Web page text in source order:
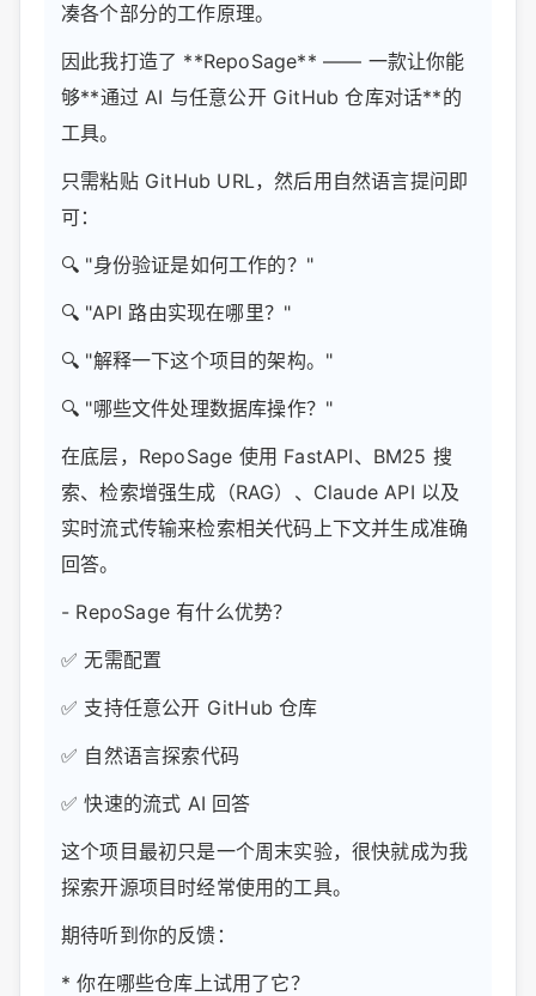
凑各个部分的工作原理。
因此我打造了 **RepoSage** —— 一款让你能
够**通过 AI 与任意公开 GitHub 仓库对话**的
工具。
只需粘贴 GitHub URL，然后用自然语言提问即
可：
🔍 "身份验证是如何工作的？"
🔍 "API 路由实现在哪里？"
🔍 "解释一下这个项目的架构。"
🔍 "哪些文件处理数据库操作？"
在底层，RepoSage 使用 FastAPI、BM25 搜
索、检索增强生成（RAG）、Claude API 以及
实时流式传输来检索相关代码上下文并生成准确
回答。
- RepoSage 有什么优势？
✅ 无需配置
✅ 支持任意公开 GitHub 仓库
✅ 自然语言探索代码
✅ 快速的流式 AI 回答
这个项目最初只是一个周末实验，很快就成为我
探索开源项目时经常使用的工具。
期待听到你的反馈：
* 你在哪些仓库上试用了它？